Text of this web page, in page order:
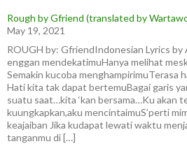
Rough by Gfriend (translated by
May 19, 2021
ROUGH by: GfriendIndonesian Lyrics by
enggan mendekatimuHanya melihat
Semakin kucoba menghampirimuTerasa
Hati kita tak dapat bertemuBagai garis
suatu saat…kita ‘kan bersama…Ku akan
kuungkapkan,aku mencintaimuS’perti
keajaiban Jika kudapat lewati waktu
tanganmu di […]